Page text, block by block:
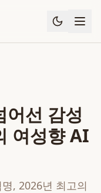
어선 감성
여성향 AI
, 2026년 최고의